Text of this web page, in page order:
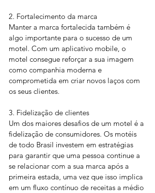
2. Fortalecimento da marca
Manter a marca fortalecida também é
algo importante para o sucesso de um
motel. Com um aplicativo mobile, o
motel consegue reforçar a sua imagem
como companhia moderna e
comprometida em criar novos laços com
os seus clientes.
3. Fidelização de clientes
Um dos maiores desafios de um motel é a
fidelização de consumidores. Os motéis
de todo Brasil investem em estratégias
para garantir que uma pessoa continue a
se relacionar com a sua marca após a
primeira estada, uma vez que isso implica
em um fluxo contínuo de receitas a médio